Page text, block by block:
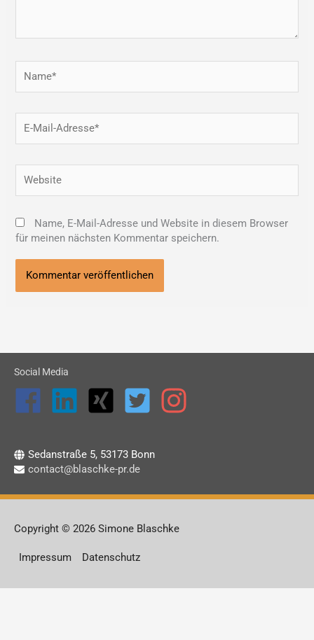
Mail-
Name, E-Mail-Adresse und Website in diesem Browser
für meinen nächsten Kommentar speichern.
Social Media
Sedanstraße 5, 53173 Bonn
contact@blaschke-pr.de
Copyright © 2026 Simone Blaschke
Impressum Datenschutz